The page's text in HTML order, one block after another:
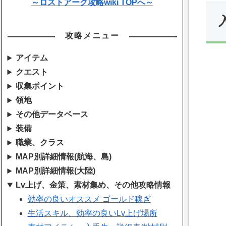
～ロストアーク攻略wiki TOPへ～
攻略メニュー
アイテム
クエスト
収集ポイント
領地
その他データベース
装備
職業、クラス
MAP別詳細情報(航海、島)
MAP別詳細情報(大陸)
Lv上げ、金策、素材集め、その他攻略情報
効率の良いオススメ ゴールド稼ぎ
生活スキル、効率の良いLv上げ場所